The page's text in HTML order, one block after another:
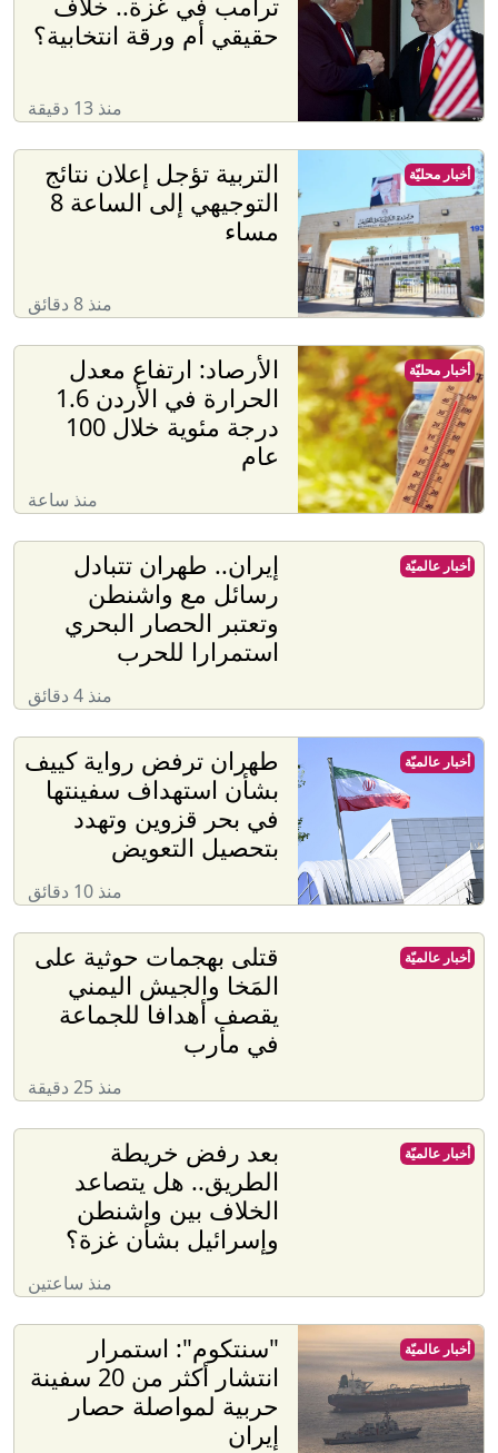
حقيقي أم ورقة انتخابية؟
منذ 13 دقيقة
التربية تؤجل إعلان نتائج
التوجيهي إلى الساعة 8
مساء
منذ 8 دقائق
أخبار محليّة
الأرصاد: ارتفاع معدل
الحرارة في الأردن 1.6
درجة مئوية خلال 100
عام
منذ ساعة
أخبار محليّة
إيران.. طهران تتبادل
رسائل مع واشنطن
وتعتبر الحصار البحري
استمرارا للحرب
منذ 4 دقائق
أخبار عالميّة
طهران ترفض رواية كييف
بشأن استهداف سفينتها
في بحر قزوين وتهدد
بتحصيل التعويض
منذ 10 دقائق
أخبار عالميّة
قتلى بهجمات حوثية على
المَخا والجيش اليمني
يقصف أهدافا للجماعة
في مأرب
منذ 25 دقيقة
أخبار عالميّة
بعد رفض خريطة
الطريق.. هل يتصاعد
الخلاف بين واشنطن
وإسرائيل بشأن غزة؟
منذ ساعتين
أخبار عالميّة
"سنتكوم": استمرار
انتشار أكثر من 20 سفينة
حربية لمواصلة حصار
إيران
أخبار عالميّة